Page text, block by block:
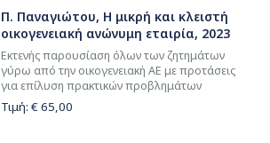
Π. Παναγιώτου, Η μικρή και κλειστή
οικογενειακή ανώνυμη εταιρία, 2023
Εκτενής παρουσίαση όλων των ζητημάτων
γύρω από την οικογενειακή ΑΕ με προτάσεις
για επίλυση πρακτικών προβλημάτων
Τιμή: € 65,00